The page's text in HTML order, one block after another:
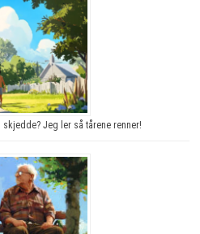
skjedde? Jeg ler så tårene renner!